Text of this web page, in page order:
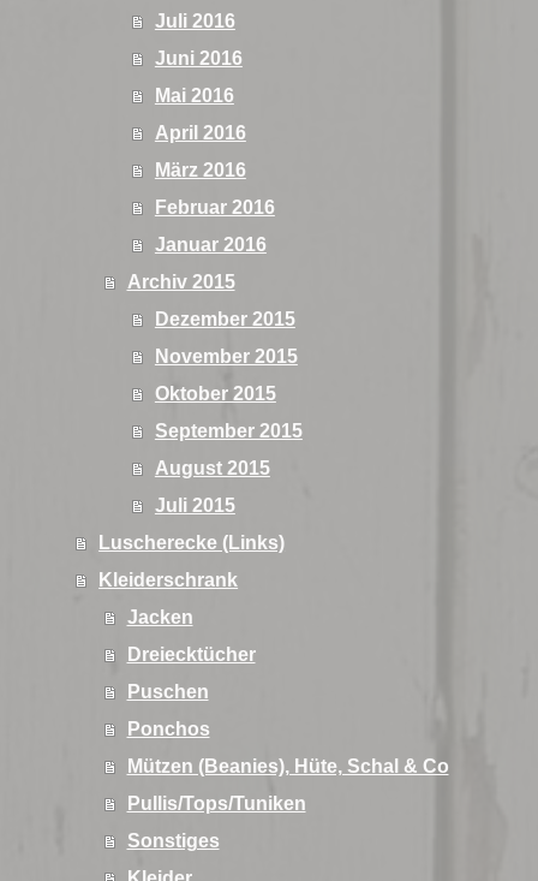
Juli 2016
Juni 2016
Mai 2016
April 2016
März 2016
Februar 2016
Januar 2016
Archiv 2015
Dezember 2015
November 2015
Oktober 2015
September 2015
August 2015
Juli 2015
Luscherecke (Links)
Kleiderschrank
Jacken
Dreiecktücher
Puschen
Ponchos
Mützen (Beanies), Hüte, Schal & Co
Pullis/Tops/Tuniken
Sonstiges